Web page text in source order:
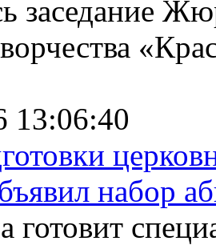
заседание
13:06:40
набор
готовит